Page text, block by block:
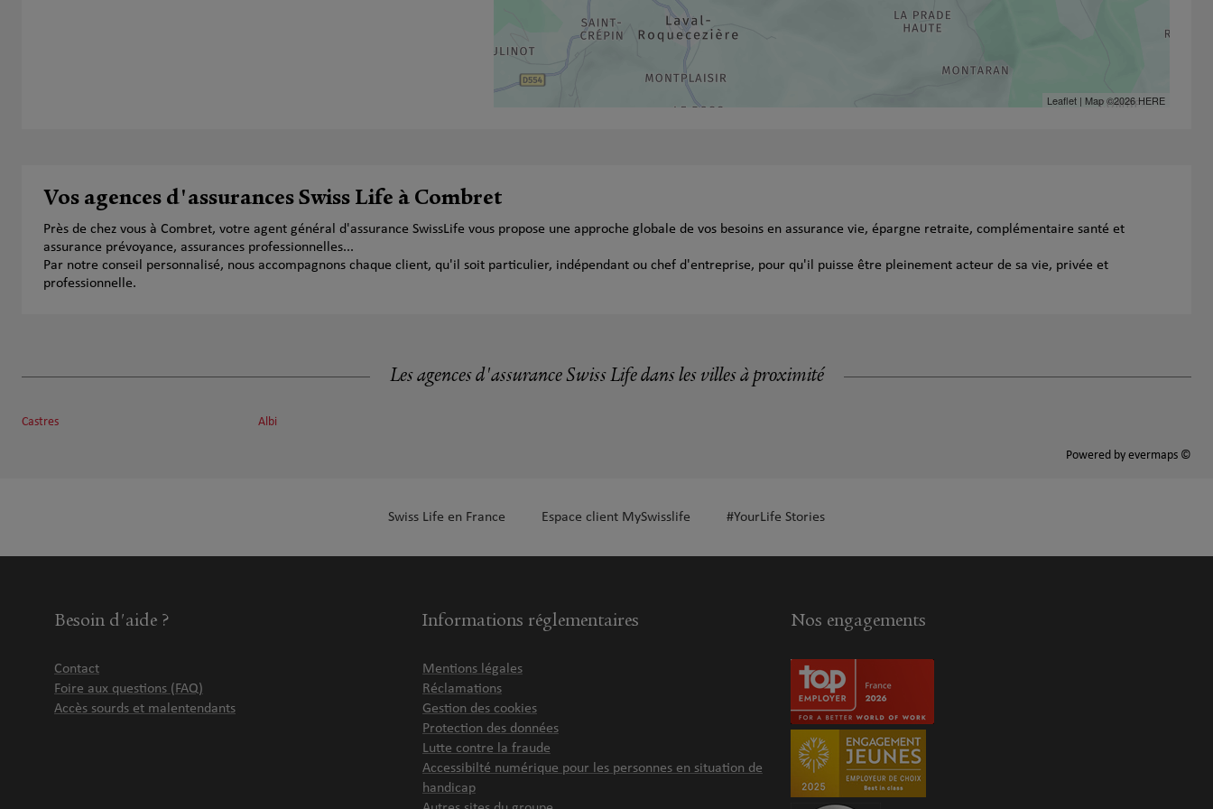
Leaflet| Map ©2026HERE
Vos agences d'assurances Swiss Life à Combret
Près de chez vous à Combret, votre agent général d'assurance SwissLife vous propose une approche globale de vos besoins en assurance vie, épargne retraite, complémentaire santé et
assurance prévoyance, assurances professionnelles...
Par notre conseil personnalisé, nous accompagnons chaque client, qu'il soit particulier, indépendant ou chef d'entreprise, pour qu'il puisse être pleinement acteur de sa vie, privée et
professionnelle.
Les agences d'assurance Swiss Life dans les villes à proximité
Castres Albi
Powered by evermaps ©
Swiss Life en France Espace client MySwisslife #YourLife Stories
Besoin d'aide ?
Contact
Foire aux questions (FAQ)
Accès sourds et malentendants
Informations réglementaires
Mentions légales
Réclamations
Gestion des cookies
Protection des données
Lutte contre la fraude
Accessibilté numérique pour les personnes en situation de
handicap
Nos engagements